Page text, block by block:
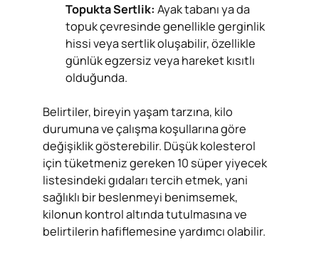
Topukta Sertlik: Ayak tabanı ya da
topuk çevresinde genellikle gerginlik
hissi veya sertlik oluşabilir, özellikle
günlük egzersiz veya hareket kısıtlı
olduğunda.
Belirtiler, bireyin yaşam tarzına, kilo
durumuna ve çalışma koşullarına göre
değişiklik gösterebilir. Düşük kolesterol
için tüketmeniz gereken 10 süper yiyecek
listesindeki gıdaları tercih etmek, yani
sağlıklı bir beslenmeyi benimsemek,
kilonun kontrol altında tutulmasına ve
belirtilerin hafiflemesine yardımcı olabilir.